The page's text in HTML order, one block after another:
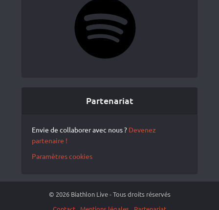
Partenariat
Envie de collaborer avec nous ? Devenez
partenaire !
Paramètres cookies
© 2026 Biathlon Live - Tous droits réservés